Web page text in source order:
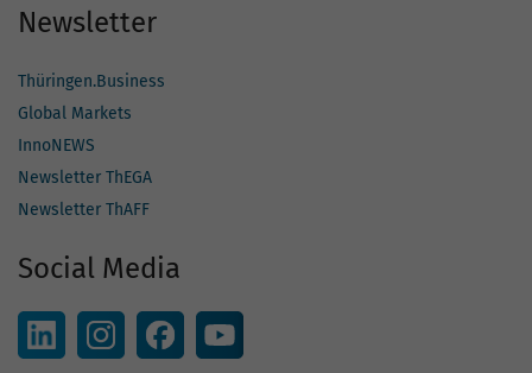
Newsletter
Thüringen.Business
Global Markets
InnoNEWS
Newsletter ThEGA
Newsletter ThAFF
Social Media